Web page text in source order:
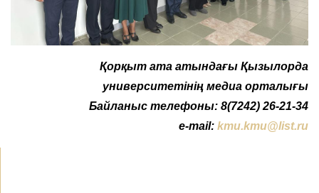
Қорқыт ата атындағы Қызылорда
университетінің медиа орталығы
Байланыс телефоны: 8(7242) 26-21-34
e-mail: kmu.kmu@list.ru